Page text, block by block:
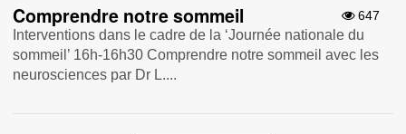
647
Comprendre notre sommeil
Interventions dans le cadre de la ‘Journée nationale du
sommeil’ 16h-16h30 Comprendre notre sommeil avec les
neurosciences par Dr L....